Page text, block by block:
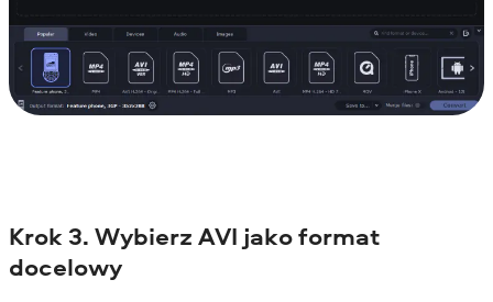
Krok 3. Wybierz AVI jako format
docelowy